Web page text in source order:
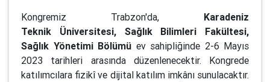
Kongremiz Trabzon'da, Karadeniz
Teknik Üniversitesi, Sağlık Bilimleri Fakültesi,
Sağlık Yönetimi Bölümü ev sahipliğinde 2-6 Mayıs
2023 tarihleri arasında düzenlenecektir. Kongrede
katılımcılara fizikî ve dijital katılım imkânı sunulacaktır.